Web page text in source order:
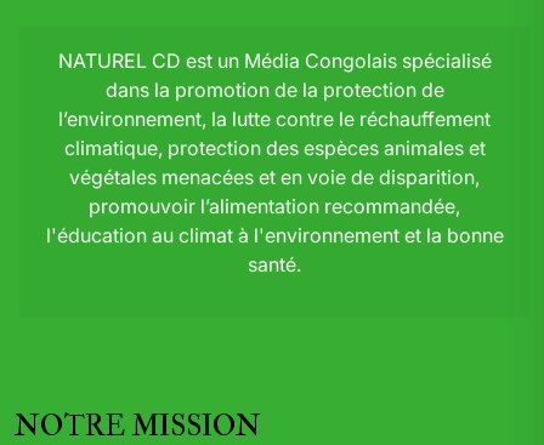
NATUREL CD est un Média Congolais spécialisé
dans la promotion de la protection de
l’environnement, la lutte contre le réchauffement
climatique, protection des espèces animales et
végétales menacées et en voie de disparition,
promouvoir l’alimentation recommandée,
l'éducation au climat à l'environnement et la bonne
santé.
NOTRE MISSION